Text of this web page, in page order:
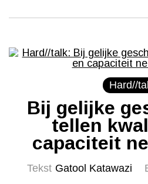
Hard//
Bij gelijke
tellen
capaciteit
Tekst Gatool Katawazi